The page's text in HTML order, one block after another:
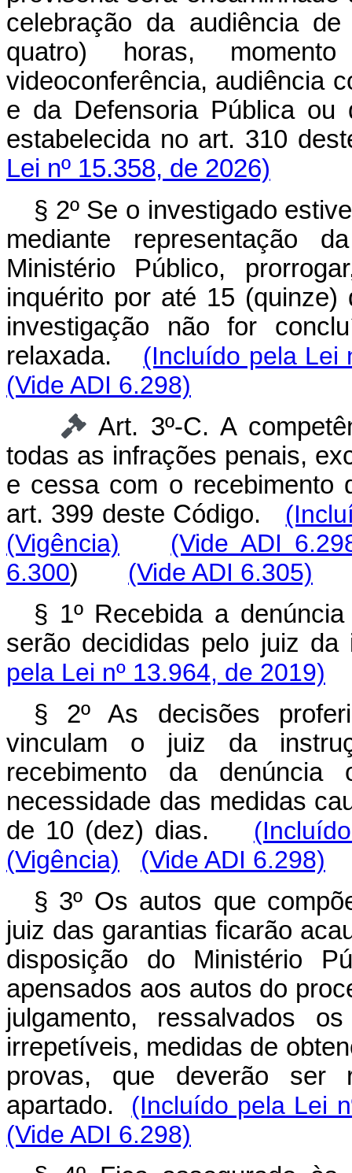
celebração da audiência
quatro) horas,
videoconferência, audiência
e da Defensoria Pública ou
estabelecida no art. 310
Lei nº 15.358, de 2026)
§ 2º Se o investigado
mediante representação
Ministério Público,
inquérito por até 15
investigação não for
relaxada. (Incluído pela Lei
(Vide ADI 6.298)
Art. 3º-C. A
todas as infrações penais,
e cessa com o recebimento
art. 399 deste Código.
(Vigência)
(Vide ADI
6.300) (Vide ADI 6.305)
§ 1º Recebida a
serão decididas pelo juiz
pela Lei nº 13.964, de 2019)
§ 2º As decisões
vinculam o juiz da
recebimento da
necessidade das medidas
de 10 (dez) dias.
(Vigência)
(Vide ADI 6.298)
§ 3º Os autos que
juiz das garantias ficarão
disposição do Ministério
apensados aos autos do
julgamento, ressalvados
irrepetíveis, medidas de
provas, que deverão ser
apartado. (Incluído pela Lei
(Vide ADI 6.298)